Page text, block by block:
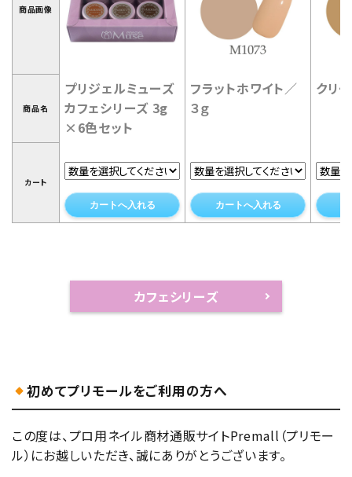
商品画像
商品名
プリジェルミューズ
カフェシリーズ 3g
×6色セット
フラットホワイト／
３ｇ
クリ
カート
カートへ入れる カートへ入れる
カフェシリーズ
初めてプリモールをご利用の方へ
この度は、プロ用ネイル商材通販サイトPremall（プリモー
ル）にお越しいただき、誠にありがとうございます。